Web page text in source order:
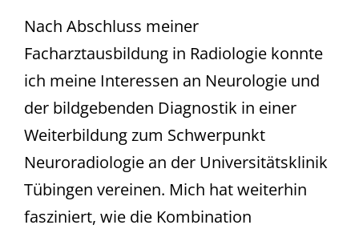
Nach Abschluss meiner
Facharztausbildung in Radiologie konnte
ich meine Interessen an Neurologie und
der bildgebenden Diagnostik in einer
Weiterbildung zum Schwerpunkt
Neuroradiologie an der Universitätsklinik
Tübingen vereinen. Mich hat weiterhin
fasziniert, wie die Kombination